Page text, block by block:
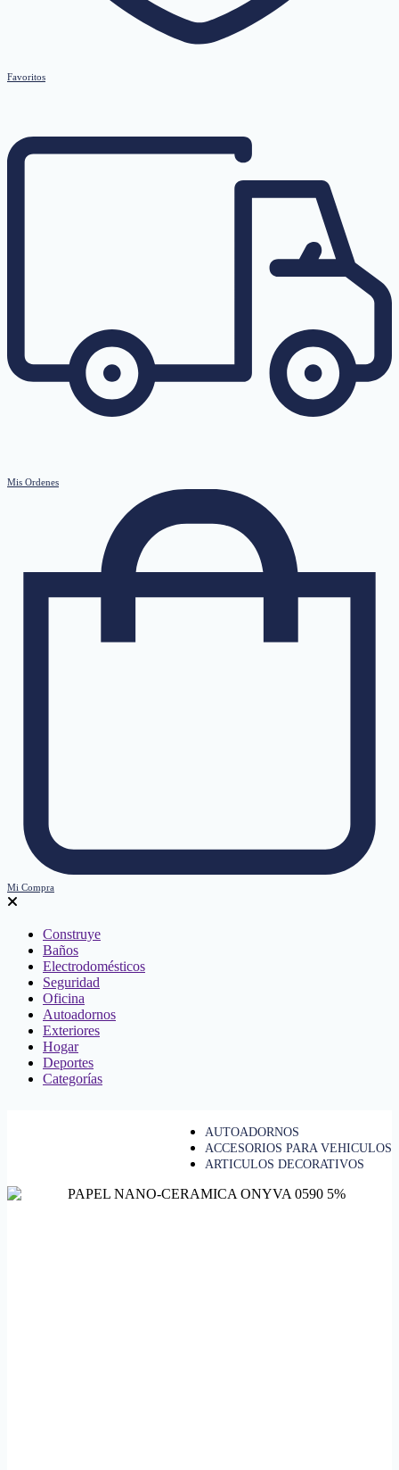
Favoritos
Mis Ordenes
Mi Compra
Construye
Baños
Electrodomésticos
Seguridad
Oficina
Autoadornos
Exteriores
Hogar
Deportes
Categorías
AUTOADORNOS
ACCESORIOS PARA VEHICULOS
ARTICULOS DECORATIVOS